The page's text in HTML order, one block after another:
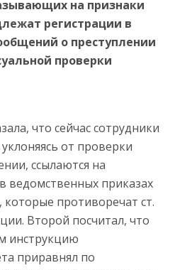
на признаки
регистрации в
о преступлении
проверки
что сейчас сотрудники
от проверки
ссылаются на
ведомственных приказах
которые противоречат ст.
Второй посчитал, что
инструкцию
приравнял по